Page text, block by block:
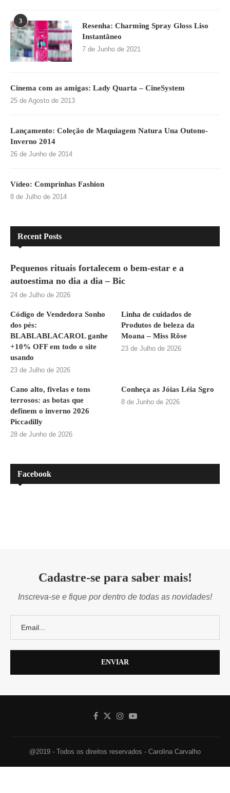
3
Resenha: Charming Spray Gloss Liso
Instantâneo
7 de Junho de 2021
Cinema com as amigas: Lady Quarta – CineSystem
25 de Agosto de 2013
Lançamento: Coleção de Maquiagem Natura Una Outono-
Inverno 2014
26 de Junho de 2014
Vídeo: Comprinhas Fashion
8 de Julho de 2014
Recent Posts
Pequenos rituais fortalecem o bem-estar e a
autoestima no dia a dia – Bic
24 de Julho de 2026
Código de Vendedora Sonho
dos pés:
BLABLABLACAROL ganhe
+10% OFF em todo o site
usando
23 de Julho de 2026
Linha de cuidados de
Produtos de beleza da
Moana – Miss Rôse
23 de Julho de 2026
Cano alto, fivelas e tons
terrosos: as botas que
definem o inverno 2026
Piccadilly
28 de Junho de 2026
Conheça as Jóias Léia Sgro
8 de Junho de 2026
Facebook
Cadastre-se para saber mais!
Inscreva-se e fique por dentro de todas as novidades!
@2019 - Todos os direitos reservados - Carolina Carvalho